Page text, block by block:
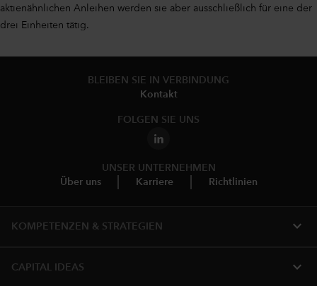
aktienähnlichen Anleihen werden sie aber ausschließlich für eine der
drei Einheiten tätig.
BLEIBEN SIE IN VERBINDUNG
Kontakt
FOLGEN SIE UNS
UNSER UNTERNEHMEN
Über uns
Karriere Richtlinien
KOMPETENZEN & STRATEGIEN expand_more
CAPITAL IDEAS expand_more